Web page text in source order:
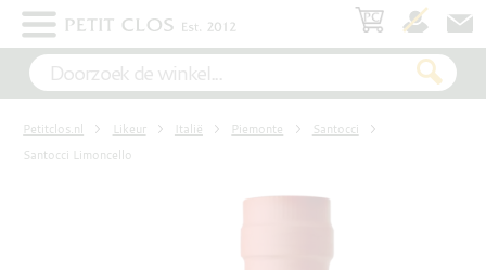
WIT
ROSÉ
Petitclos.nl Likeur Italië Piemonte
Santocci
Santocci Limoncello